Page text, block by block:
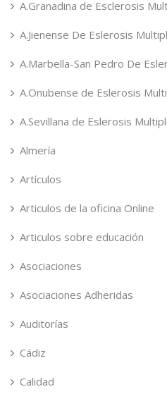
A.Granadina de Esclerosis
A.Jienense De Eslerosis
A.Marbella-San Pedro De
A.Onubense de Eslerosis
A.Sevillana de Eslerosis
Almería
Artículos
Articulos de la oficina Online
Articulos sobre educación
Asociaciones
Asociaciones Adheridas
Auditorías
Cádiz
Calidad